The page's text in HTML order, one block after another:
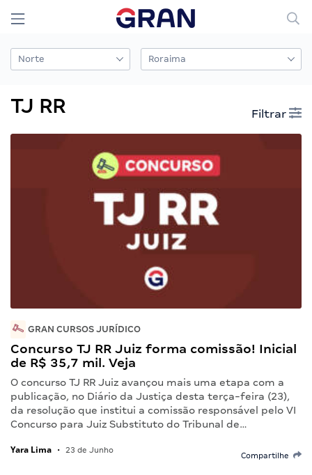
TJ RR Filtrar
GRAN CURSOS JURÍDICO
Concurso TJ RR Juiz forma comissão! Inicial
de R$ 35,7 mil. Veja
O concurso TJ RR Juiz avançou mais uma etapa com a
publicação, no Diário da Justiça desta terça-feira (23),
da resolução que institui a comissão responsável pelo VI
Concurso para Juiz Substituto do Tribunal de…
Yara Lima • 23 de Junho
Compartilhe